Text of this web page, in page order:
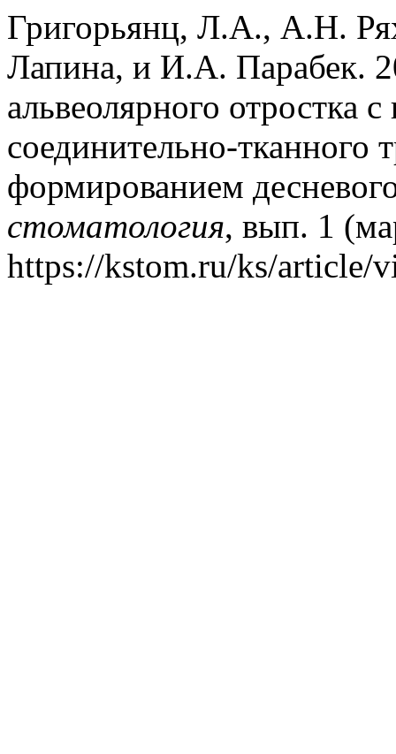
Григорьянц, Л.А., А.Н.
Лапина, и И.А. Парабек.
альвеолярного отростка
соединительно-тканного
формированием
стоматология, вып. 1
https://kstom.ru/ks/article/